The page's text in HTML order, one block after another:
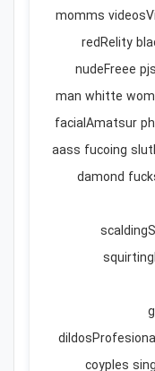
momms
redRelity
nudeFreee
man whitte
facialAmatsur
aass fucoing
damond
coyples